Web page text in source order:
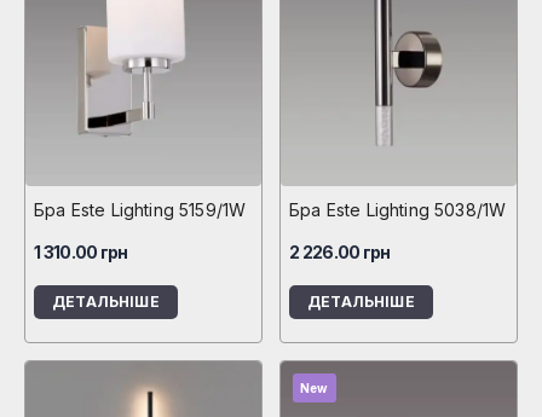
Бра Este Lighting 5159/1W
1 310.00 грн
ДЕТАЛЬНІШЕ
Бра Este Lighting 5038/1W
2 226.00 грн
ДЕТАЛЬНІШЕ
New